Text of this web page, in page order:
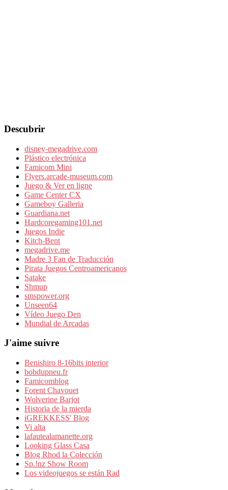
Descubrir
disney-megadrive.com
Plástico electrónica
Famicom Mini
Flyers.arcade-museum.com
Juego & Ver en ligne
Game Center CX
Gameboy Galleria
Guardiana.net
Hardcoregaming101.net
Juegos Indie
Kitch-Bent
megadrive.me
Madre 3 Fan de Traducción
Pirata Juegos Centroamericanos
Satake
Shmup
smspower.org
Unseen64
Vídeo Juego Den
Mundial de Arcadas
J'aime suivre
Benishiro 8-16bits interior
bobdupneu.fr
Famicomblog
Forent Chavouet
Wolverine Barjot
Historia de la mierda
iGREKKESS' Blog
Vi alta
lafautealamanette.org
Looking Glass Casa
Blog Rhod la Colección
Sp.!nz Show Room
Los videojuegos se están Rad